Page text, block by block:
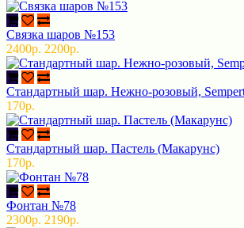
Связка шаров №153
2400р. 2200р.
Стандартный шар. Нежно-розовый,
170р.
Стандартный шар. Пастель (Макарунс)
170р.
Фонтан №78
2300р. 2190р.